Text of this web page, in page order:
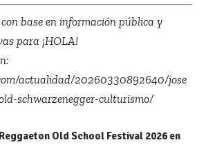
base en información pública y
para ¡HOLA!
actualidad/20260330892640/jose
schwarzenegger-culturismo/
Old School Festival 2026 en